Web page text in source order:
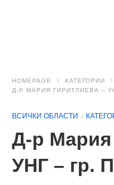
HOMEPAGE КАТЕГОРИИ
Д-Р МАРИЯ ГИРИТЛИЕВА –
ВСИЧКИ ОБЛАСТИ
Д-р Мария
УНГ – гр.